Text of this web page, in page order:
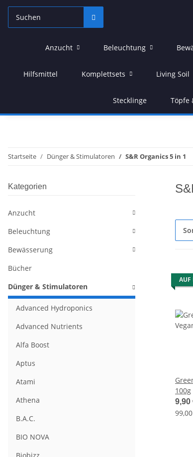
Anzucht Beleuchtung
Hilfsmittel Komplettsets Living Soil
Stecklinge Töpfe
Startseite Dünger & Stimulatoren S&R Organics 5 in 1
AUF
100g
9,90
Kategorien
Anzucht
Beleuchtung
Bewässerung
Bücher
Dünger & Stimulatoren
Advanced Hydroponics
Advanced Nutrients
Alfa Boost
Aptus
Atami
Athena
B.A.C.
BIO NOVA